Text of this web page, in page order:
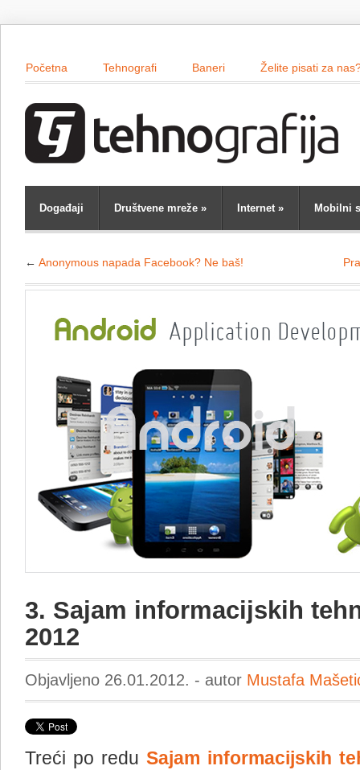
Početna Tehnografi Baneri Želite pisati za
Događaji Društvene mreže » Internet» Mobilni
← Anonymous napada Facebook? Ne baš!
3. Sajam informacijskih
2012
Objavljeno 26.01.2012. - autor Mustafa
Treći po redu Sajam informacijskih